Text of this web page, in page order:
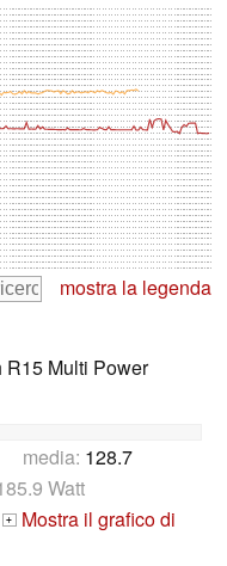
mostra la legenda
R15 Multi Power
media: 128.7
Watt
+ Mostra il grafico di